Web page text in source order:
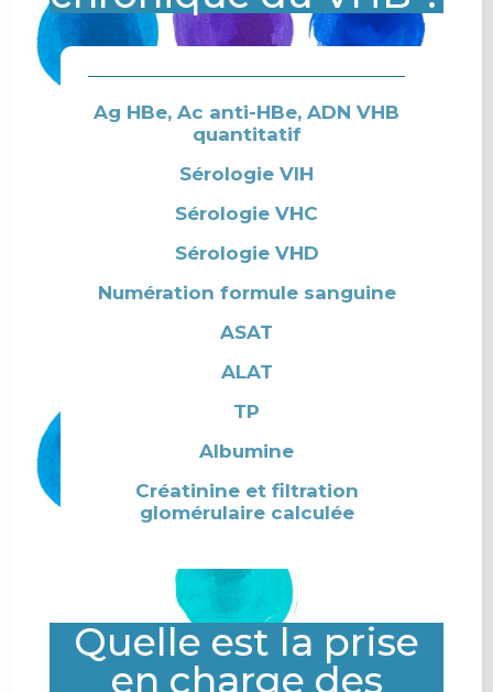
Ag HBe, Ac anti-HBe, ADN VHB
quantitatif
Sérologie VIH
Sérologie VHC
Sérologie VHD
Numération formule sanguine
ASAT
ALAT
TP
Albumine
Créatinine et filtration
glomérulaire calculée
Quelle est la prise
en charge des